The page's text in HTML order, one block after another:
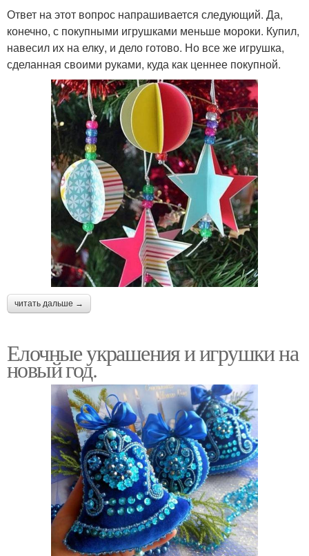
Ответ на этот вопрос напрашивается следующий. Да,
конечно, с покупными игрушками меньше мороки. Купил,
навесил их на елку, и дело готово. Но все же игрушка,
сделанная своими руками, куда как ценнее покупной.
читать дальше →
Елочные украшения и игрушки на
новый год.